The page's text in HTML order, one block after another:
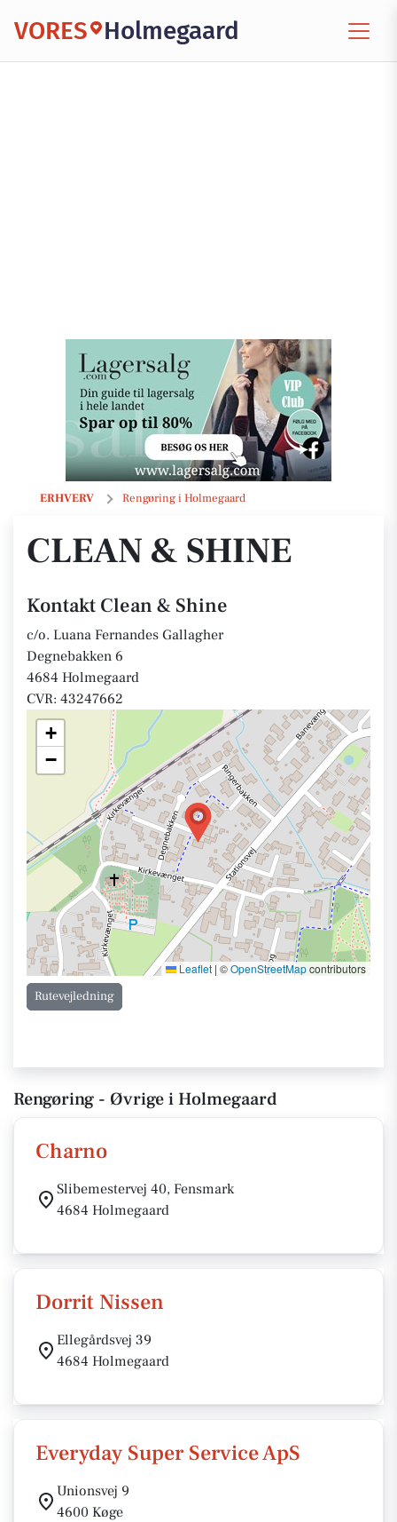
VORES Holmegaard
ERHVERV Rengøring i Holmegaard
Clean & Shine
CLEAN & SHINE
Kontakt Clean & Shine
c/o. Luana Fernandes Gallagher
Degnebakken 6
4684 Holmegaard
CVR: 43247662
+
−
Leaflet | ©OpenStreetMapcontributors
Rutevejledning
Rengøring - Øvrige i Holmegaard
Charno
Slibemestervej 40, Fensmark
4684 Holmegaard
Dorrit Nissen
Ellegårdsvej 39
4684 Holmegaard
Everyday Super Service ApS
Unionsvej 9
4600 Køge